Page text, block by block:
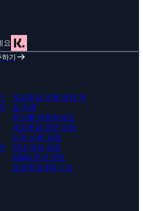
요
기
포르투갈 은행 계좌 개
설 지원
문서를 공증하세요
포르투갈 세무 상담
비자 서류 검토
임대 계약 검토
AIMA 문서 검토
포르투갈 IRS 신고